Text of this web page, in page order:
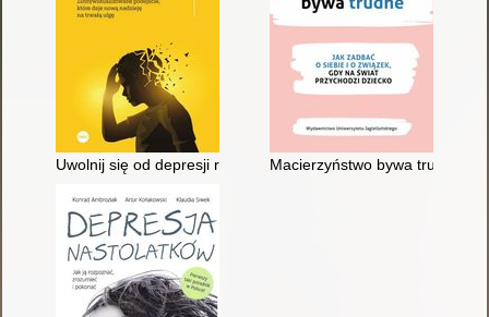
Uwolnij się od depresji raz na zawsze : zindywidualizowane
Macierzyństwo bywa trudne :